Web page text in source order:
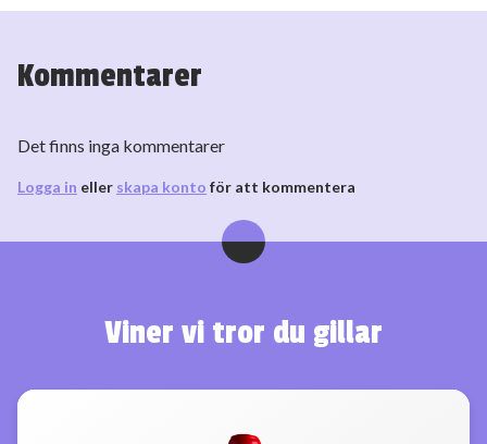
Kommentarer
Det finns inga kommentarer
Logga in eller skapa konto för att kommentera
Viner vi tror du gillar